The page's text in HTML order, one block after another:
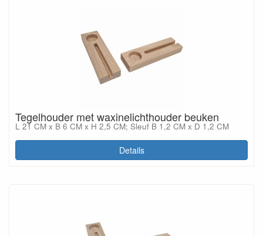
Tegelhouder met waxinelichthouder beuken
L 21 CM x B 6 CM x H 2,5 CM; Sleuf B 1,2 CM x D 1,2 CM
Details